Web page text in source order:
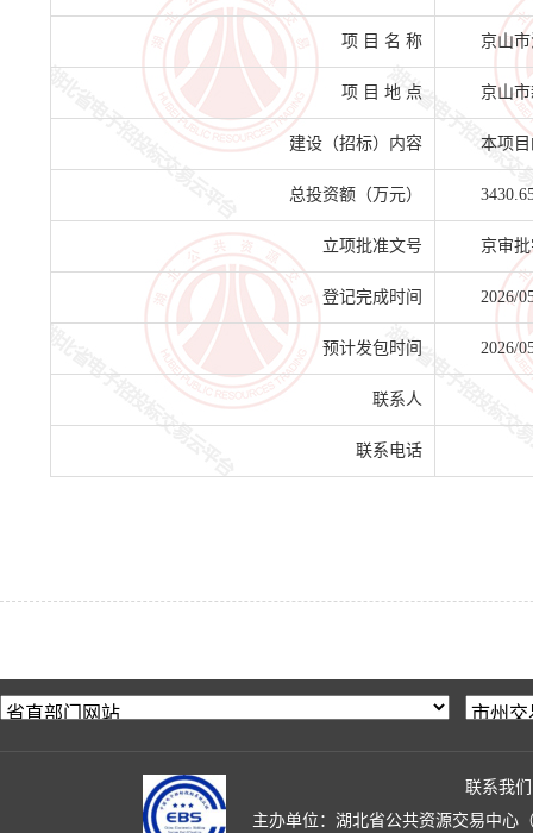
项 目 名 称 京山
项 目 地 点 京山
建设（招标）内容 本项
总投资额（万元）
立项批准文号 京审
登记完成时间 2026/
预计发包时间 2026/
联系人
联系电话
联系我们
主办单位：湖北省公共资源交易中心